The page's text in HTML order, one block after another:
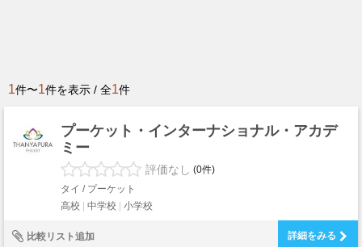
1件〜1件を表示 / 全1件
プーケット・インターナショナル・アカデ
ミー
評価なし (0件)
タイ / プーケット
高校
中学校 小学校
比較リスト追加 詳細をみる